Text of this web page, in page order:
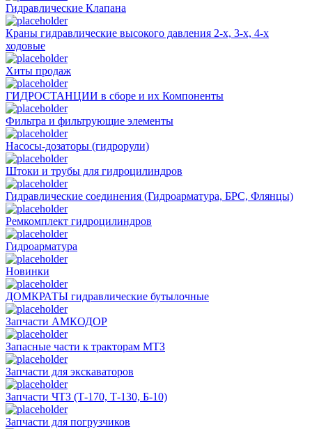
Гидравлические Клапана
Краны гидравлические высокого давления 2-х, 3-х, 4-х
ходовые
Хиты продаж
ГИДРОСТАНЦИИ в сборе и их Компоненты
Фильтра и фильтрующие элементы
Насосы-дозаторы (гидрорули)
Штоки и трубы для гидроцилиндров
Гидравлические соединения (Гидроарматура, БРС, Флянцы)
Ремкомплект гидроцилиндров
Гидроарматура
Новинки
ДОМКРАТЫ гидравлические бутылочные
Запчасти АМКОДОР
Запасные части к тракторам МТЗ
Запчасти для экскаваторов
Запчасти ЧТЗ (Т-170, Т-130, Б-10)
Запчасти для погрузчиков